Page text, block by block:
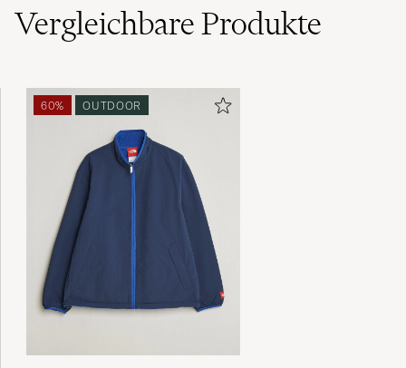
VergleichbareProdukte
60% OUTDOOR